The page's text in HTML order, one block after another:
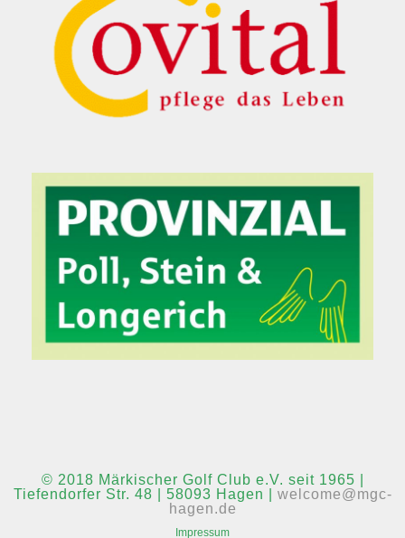
© 2018 Märkischer Golf Club e.V. seit 1965 |
Tiefendorfer Str. 48 | 58093 Hagen | welcome@mgc-
hagen.de
Impressum